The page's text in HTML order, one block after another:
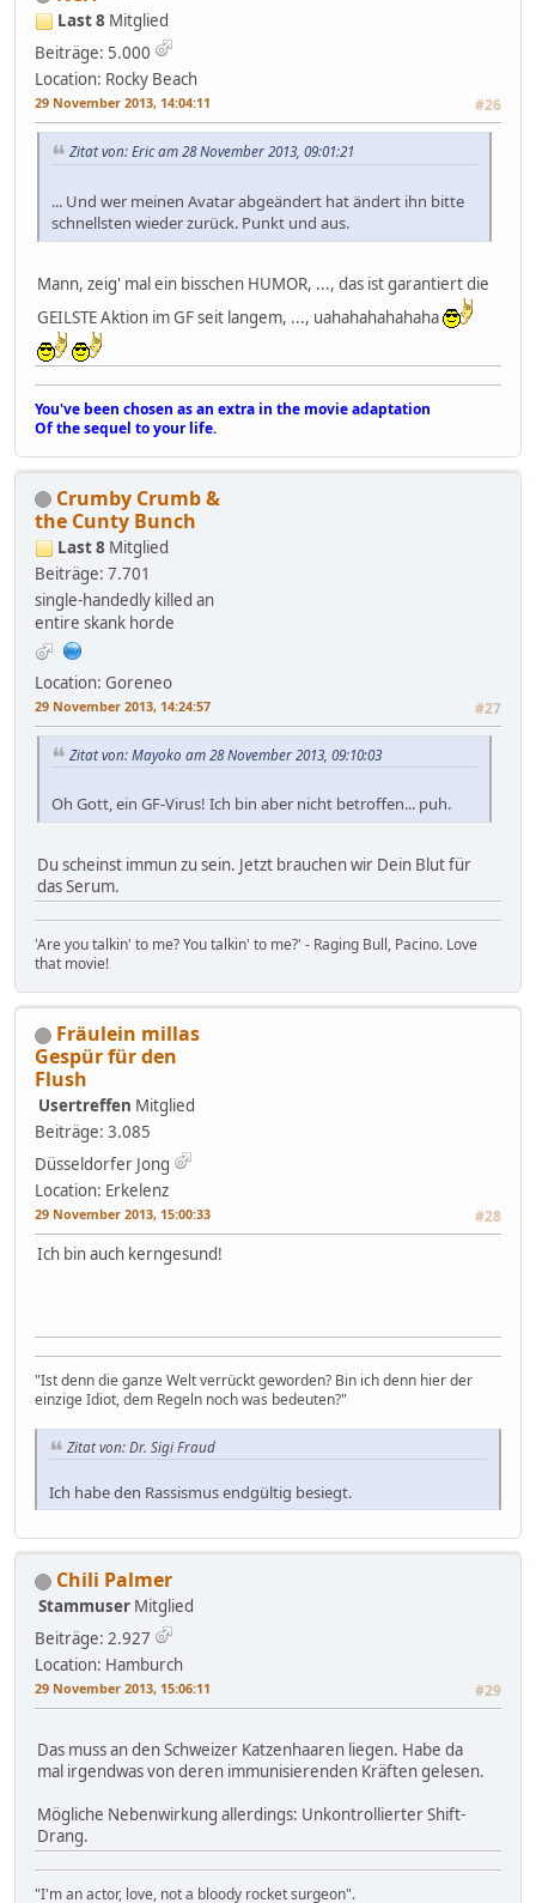
Last 8 Mitglied
Beiträge: 5.000
Location: Rocky Beach
29 November 2013, 14:04:11 #26
Zitat von: Eric am 28 November 2013, 09:01:21
... Und wer meinen Avatar abgeändert hat ändert ihn bitte
schnellsten wieder zurück. Punkt und aus.
Mann, zeig' mal ein bisschen HUMOR, ..., das ist garantiert die
GEILSTE Aktion im GF seit langem, ..., uahahahahahaha
You've been chosen as an extra in the movie adaptation
Of the sequel to your life.
Crumby Crumb &
the Cunty Bunch
Last 8 Mitglied
Beiträge: 7.701
single-handedly killed an
entire skank horde
Location: Goreneo
29 November 2013, 14:24:57 #27
Zitat von: Mayoko am 28 November 2013, 09:10:03
Oh Gott, ein GF-Virus! Ich bin aber nicht betroffen... puh.
Du scheinst immun zu sein. Jetzt brauchen wir Dein Blut für
das Serum.
'Are you talkin' to me? You talkin' to me?' - Raging Bull, Pacino. Love
that movie!
Fräulein millas
Gespür für den
Flush
Usertreffen Mitglied
Beiträge: 3.085
Düsseldorfer Jong
Location: Erkelenz
29 November 2013, 15:00:33 #28
Ich bin auch kerngesund!
"Ist denn die ganze Welt verrückt geworden? Bin ich denn hier der
einzige Idiot, dem Regeln noch was bedeuten?"
Zitat von: Dr. Sigi Fraud
Ich habe den Rassismus endgültig besiegt.
Chili Palmer
Stammuser Mitglied
Beiträge: 2.927
Location: Hamburch
29 November 2013, 15:06:11 #29
Das muss an den Schweizer Katzenhaaren liegen. Habe da
mal irgendwas von deren immunisierenden Kräften gelesen.
Mögliche Nebenwirkung allerdings: Unkontrollierter Shift-
Drang.
"I'm an actor, love, not a bloody rocket surgeon".